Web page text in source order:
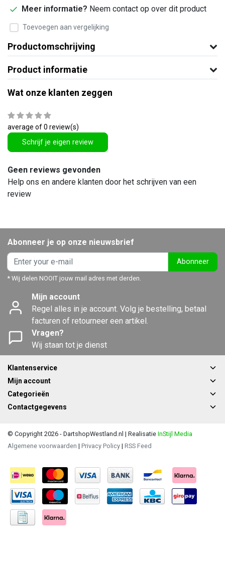
Meer informatie? Neem contact op over dit product
Toevoegen aan vergelijking
Productomschrijving
Product informatie
Wat onze klanten zeggen
average of 0 review(s)
Schrijf je eigen review
Geen reviews gevonden
Help ons en andere klanten door het schrijven van een
review
Abonneer je op onze nieuwsbrief
Abonneer
* Wij delen NOOIT jouw mail adres met derden.
Mijn account
Regel alles in je account. Volg je bestelling, betaal
facturen of retourneer een artikel.
Vragen?
Wij staan tot je dienst
Klantenservice
Mijn account
Categorieën
Contactgegevens
© Copyright 2026 - DartshopWestland.nl | Realisatie InStijl Media
Algemene voorwaarden | Privacy Policy | RSS Feed